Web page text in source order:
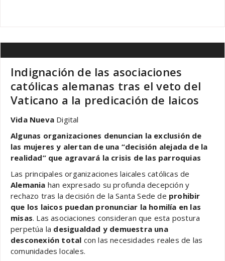
Indignación de las asociaciones
católicas alemanas tras el veto del
Vaticano a la predicación de laicos
Vida Nueva Digital
Algunas organizaciones denuncian la exclusión de
las mujeres y alertan de una “decisión alejada de la
realidad” que agravará la crisis de las parroquias
Las principales organizaciones laicales católicas de
Alemania han expresado su profunda decepción y
rechazo tras la decisión de la Santa Sede de prohibir
que los laicos puedan pronunciar la homilía en las
misas. Las asociaciones consideran que esta postura
perpetúa la desigualdad y demuestra una
desconexión total con las necesidades reales de las
comunidades locales.